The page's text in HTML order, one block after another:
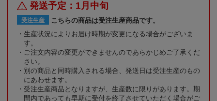
発送予定：1月中旬
受注生産
こちらの商品は受注生産商品です。
生産状況によりお届け時期が変更になる場合がございま
す。
ご注文内容の変更ができませんのであらかじめご了承くだ
さい。
別の商品と同時購入される場合、発送日は受注生産のもの
にあわせます。
受注生産商品となりますが、生産数に限りがあります。期
間内であっても早期に受付を終了させていただく場合がご